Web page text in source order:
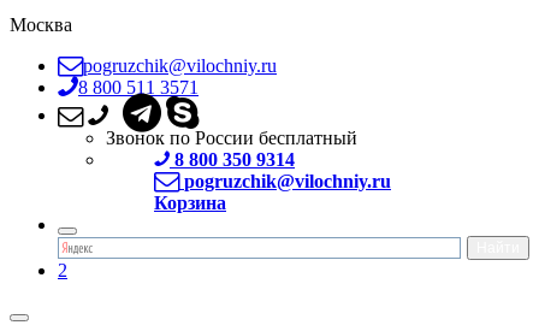
Москва
pogruzchik@vilochniy.ru
8 800 511 3571
Звонок по России бесплатный
8 800 350 9314
pogruzchik@vilochniy.ru
Корзина
2